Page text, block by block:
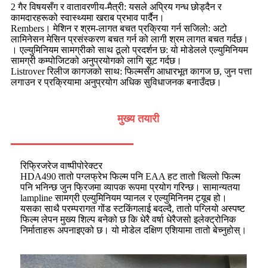
2 गैर विषयसँग र वातावरणीय-मैत्री: यसले अप्रिय गन्ध छोड्दैन र
कामदारहरूको स्वास्थ्यमा खराब प्रभाव पार्दैन।
Rembers। मेशिन र श्रम-लागत बचत प्रक्रिया गर्न सजिलो: अटो
लामिनेसन मेसिन प्रसंस्करण बचत गर्न को लागी श्रम लागत बचत गर्दछ।
। एल्युमिनियम सामग्रीको साथ ठूलो प्रदर्शन छ: यो मोडेलले एल्युमिनियम
सामग्री कम्पोजिटको अनुप्रयोगको लागि सूट गर्दछ।
Listrover रिलीज कागजको साथ: फिल्मसँग आधारभूत कागज छ, जुन पत्ता
लगाउन र प्रक्रियामा अनुप्रयोग अधिक सुविधाजनक बनाउँदछ।
मुख्य तयारी
रिफ्रिजरेज वाष्पीपोरेक्टर
HDA490 तातो पग्लफ्रेभ फिल्म पनि EAA हट तातो चिल्लो फिल्म
पनि भनिन्छ जुन फ्रिजमा व्यापक रूपमा प्रयोग गरिन्छ। सामान्यतया
lampline सामग्री एल्युमिनियम प्यानल र एल्युमिनिनम ट्यूब हो।
यसका साथै परम्परागत गोंड स्टकिंगलाई बदल्दै, तातो पग्लियो अस्पष्ट
फिल्म लेपन मुख्य शिल्प बनेको छ कि धेरै वर्षा धेरैजसो इलेक्ट्रोनिक
निर्माताहरू अपनाइएको छ। यो मोडेल दक्षिण एशियामा तातो बेच्नुहोस्।